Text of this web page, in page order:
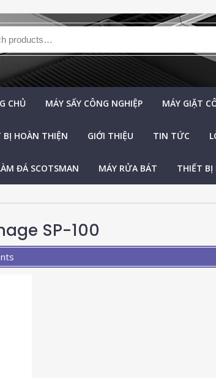
CHỦ MÁY SẤY CÔNG NGHIỆP MÁY GIẶT
BỊ HOÀN THIỆN GIỚI THIỆU TIN TỨC
ĐÁ SCOTSMAN MÁY RỬA BÁT THIẾT BỊ
SP-100